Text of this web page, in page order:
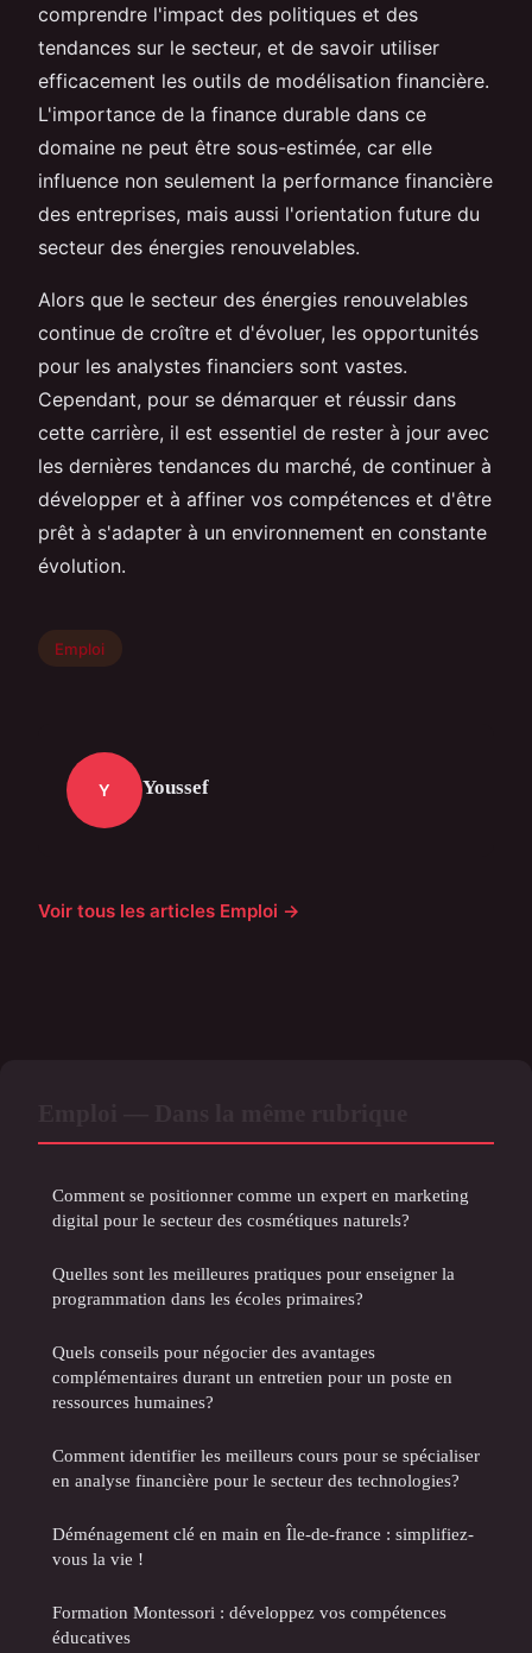
comprendre l'impact des politiques et des
tendances sur le secteur, et de savoir utiliser
efficacement les outils de modélisation financière.
L'importance de la finance durable dans ce
domaine ne peut être sous-estimée, car elle
influence non seulement la performance financière
des entreprises, mais aussi l'orientation future du
secteur des énergies renouvelables.
Alors que le secteur des énergies renouvelables
continue de croître et d'évoluer, les opportunités
pour les analystes financiers sont vastes.
Cependant, pour se démarquer et réussir dans
cette carrière, il est essentiel de rester à jour avec
les dernières tendances du marché, de continuer à
développer et à affiner vos compétences et d'être
prêt à s'adapter à un environnement en constante
évolution.
Emploi
Y Youssef
Voir tous les articles Emploi →
Comment se positionner comme un expert en marketing
digital pour le secteur des cosmétiques naturels?
Quelles sont les meilleures pratiques pour enseigner la
programmation dans les écoles primaires?
Quels conseils pour négocier des avantages
complémentaires durant un entretien pour un poste en
ressources humaines?
Comment identifier les meilleurs cours pour se spécialiser
en analyse financière pour le secteur des technologies?
Déménagement clé en main en Île-de-france : simplifiez-
vous la vie !
Formation Montessori : développez vos compétences
éducatives